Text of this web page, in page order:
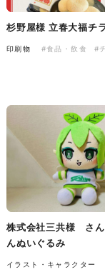
杉野屋様 立春大福チ
印刷物 #食品・飲食 #
株式会社三共様 さん
んぬいぐるみ
イラスト・キャラクター